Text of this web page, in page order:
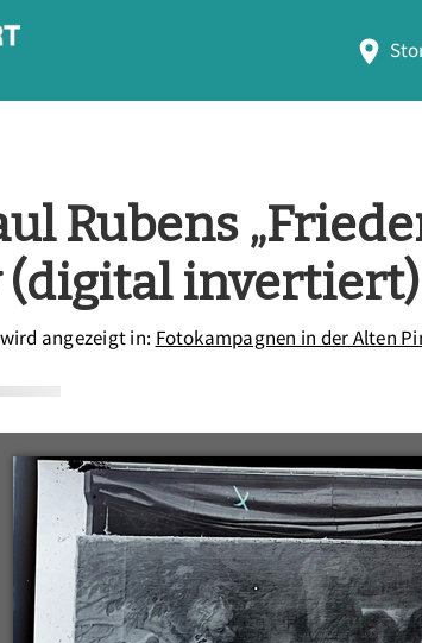
Rubens
(digital invertiert)
angezeigt in: Fotokampagnen in der Alten